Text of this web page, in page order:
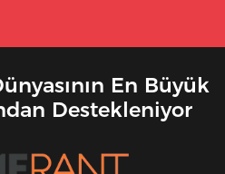
En Büyük
Destekleniyor